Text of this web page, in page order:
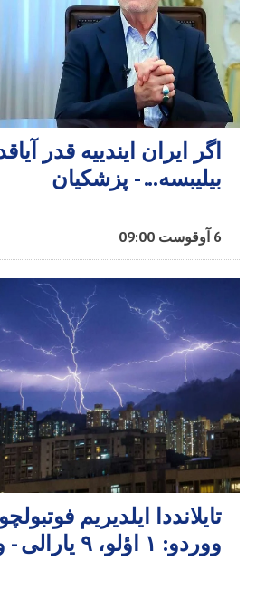
اگر ایران ایندییه قدر
بیلیبسه... - پزشکیان
6 آوقوست 09:00
تایلانددا ایلدیریم
ووردو: ۱ اؤلو، ۹ یارالی - ویدئو